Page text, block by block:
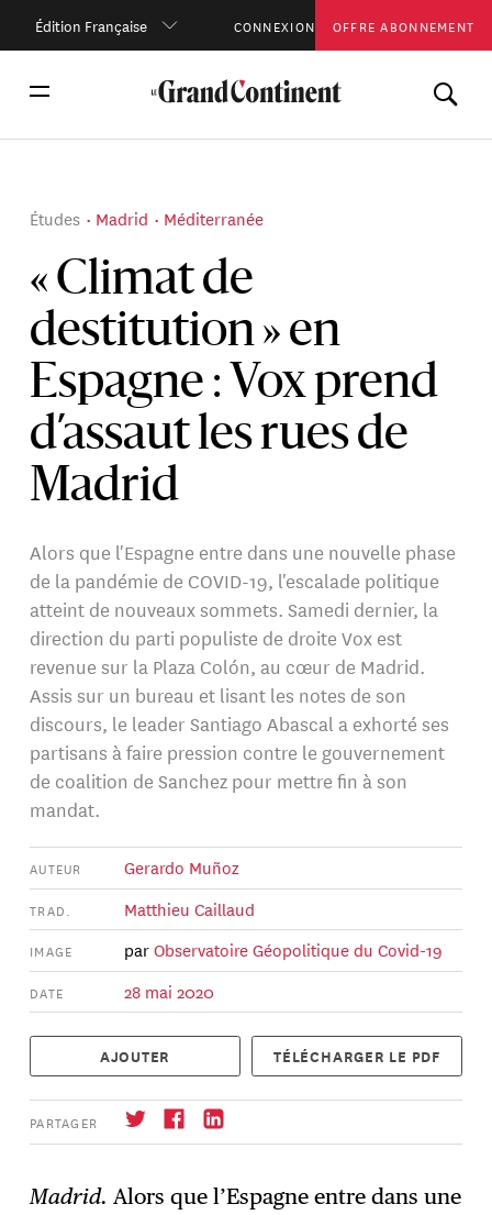
Édition Française CONNEXION OFFRE ABONNEMENT
« Climat de
destitution » en
Espagne : Vox prend
d’assaut les rues de
Madrid
Études Madrid Méditerranée
Alors que l'Espagne entre dans une nouvelle phase
de la pandémie de COVID-19, l'escalade politique
atteint de nouveaux sommets. Samedi dernier, la
direction du parti populiste de droite Vox est
revenue sur la Plaza Colón, au cœur de Madrid.
Assis sur un bureau et lisant les notes de son
discours, le leader Santiago Abascal a exhorté ses
partisans à faire pression contre le gouvernement
de coalition de Sanchez pour mettre fin à son
mandat.
AUTEUR Gerardo Muñoz
TRAD. Matthieu Caillaud
IMAGE parObservatoire Géopolitique du Covid-19
DATE 28 mai 2020
AJOUTER TÉLÉCHARGER LE PDF
PARTAGER
Madrid. Alors que l’Espagne entre dans une